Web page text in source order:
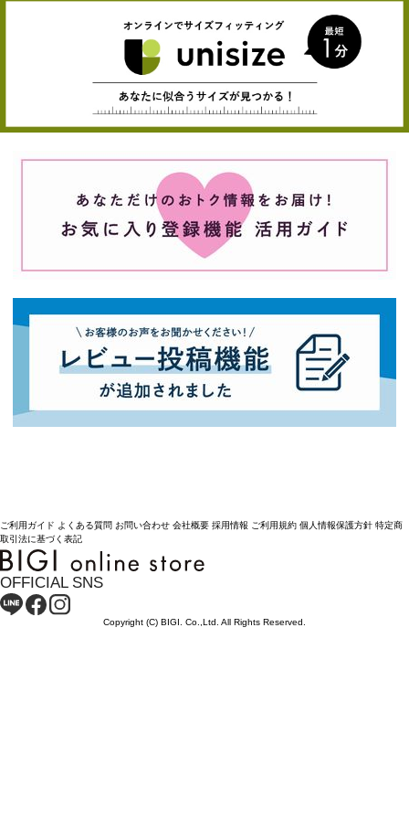
ご利用ガイド よくある質問 お問い合わせ 会社概要 採用情報 ご利用規約 個人情報保護方針 特定商
取引法に基づく表記
OFFICIAL SNS
Copyright (C) BIGI. Co.,Ltd. All Rights Reserved.